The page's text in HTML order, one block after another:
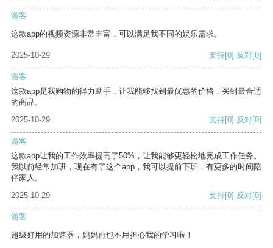
游客
这款app的视频资源非常丰富，可以满足我不同的娱乐需求。
2025-10-29 支持[0] 反对[0]
游客
这款app是我购物的得力助手，让我能够找到最优惠的价格，买到最合适
的商品。
2025-10-29
支持[0] 反对[0]
游客
这款app让我的工作效率提高了50%，让我能够更轻松地完成工作任务。
我以前经常加班，现在有了这个app，我可以提前下班，有更多的时间陪
伴家人。
2025-10-29
支持[0] 反对[0]
游客
超级好用的加速器，妈妈再也不用担心我的学习啦！